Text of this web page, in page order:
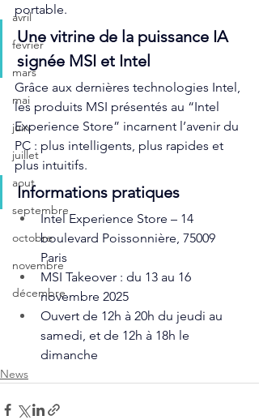
avril
fevrier
mars
mai
juin
juillet
aout
septembre
octobre
novembre
décembre
portable.
Une vitrine de la puissance IA
signée MSI et Intel
Grâce aux dernières technologies Intel,
les produits MSI présentés au “Intel
Experience Store” incarnent l’avenir du
PC : plus intelligents, plus rapides et
plus intuitifs.
Informations pratiques
Intel Experience Store – 14
boulevard Poissonnière, 75009
Paris
MSI Takeover : du 13 au 16
novembre 2025
Ouvert de 12h à 20h du jeudi au
samedi, et de 12h à 18h le
dimanche
News